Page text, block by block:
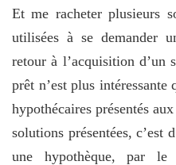
Et me racheter plusieurs
utilisées à se demander
retour à l’acquisition d’un
prêt n’est plus intéressante
hypothécaires présentés
solutions présentées, c’est
une hypothèque, par